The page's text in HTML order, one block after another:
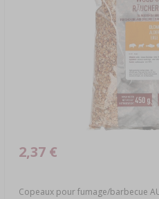
Copeaux pour fumage/barbecue
2,37 €